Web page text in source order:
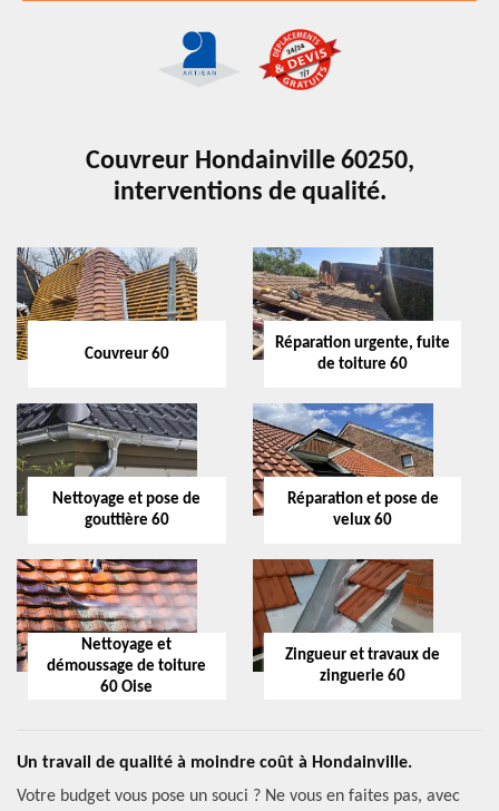
Couvreur Hondainville 60250,
interventions de qualité.
Couvreur 60
Réparation urgente, fuite
de toiture 60
Nettoyage et pose de
gouttière 60
Réparation et pose de
velux 60
Nettoyage et
démoussage de toiture
60 Oise
Zingueur et travaux de
zinguerie 60
Un travail de qualité à moindre coût à Hondainville.
Votre budget vous pose un souci ? Ne vous en faites pas, avec